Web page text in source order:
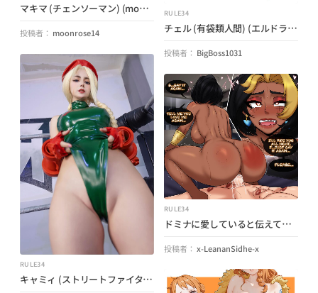
マキマ (チェンソーマン) (moonrose14)
投稿者： moonrose14
RULE34
チェル (有袋類人間) (エルドラドへの道)
投稿者： BigBoss1031
RULE34
キャミィ (ストリートファイター) (アロエベライスカワイイ)
RULE34
ドミナに愛していると伝えてください!!! (ブレイブベンガル) (オーバーウォッチ)
投稿者： x-LeananSidhe-x